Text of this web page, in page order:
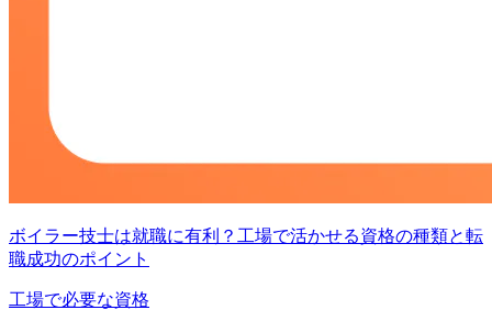
ボイラー技士は就職に有利？工場で活かせる資格の種類と転
職成功のポイント
工場で必要な資格